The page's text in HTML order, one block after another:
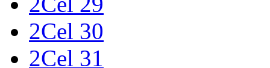
2Cel 30
2Cel 31